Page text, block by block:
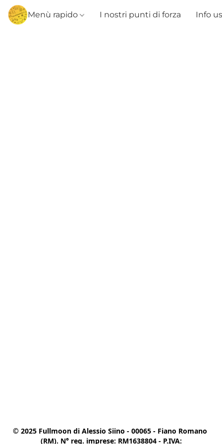
Menù rapido I nostri punti di forza Info
© 2025 Fullmoon di Alessio Siino - 00065 - Fiano Romano
(RM). N° reg. imprese: RM1638804 - P.IVA: